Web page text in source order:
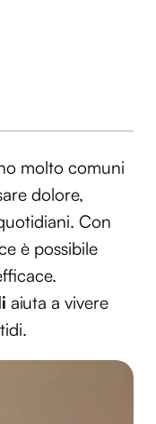
molto comuni
dolore,
Con
è possibile
aiuta a vivere